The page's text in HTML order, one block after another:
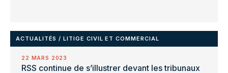
ACTUALITÉS /LITIGE CIVIL ET COMMERCIAL
22 MARS 2023
RSS continue de s’illustrer devant les tribunaux